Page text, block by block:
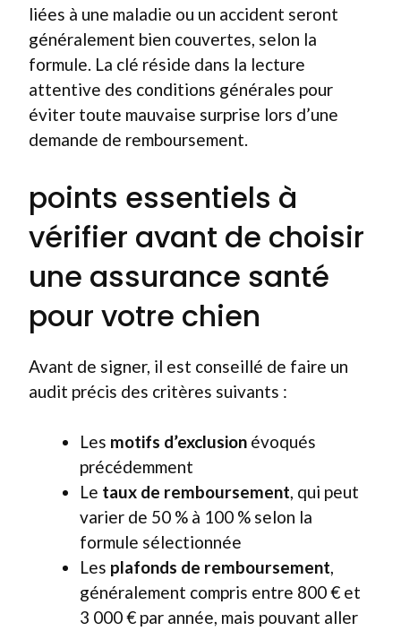
liées à une maladie ou un accident seront
généralement bien couvertes, selon la
formule. La clé réside dans la lecture
attentive des conditions générales pour
éviter toute mauvaise surprise lors d’une
demande de remboursement.
points essentiels à
vérifier avant de choisir
une assurance santé
pour votre chien
Avant de signer, il est conseillé de faire un
audit précis des critères suivants :
Les motifs d’exclusion évoqués
précédemment
Le taux de remboursement, qui peut
varier de 50 % à 100 % selon la
formule sélectionnée
Les plafonds de remboursement,
généralement compris entre 800 € et
3 000 € par année, mais pouvant aller